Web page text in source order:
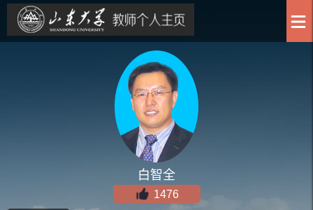
白智全
1476